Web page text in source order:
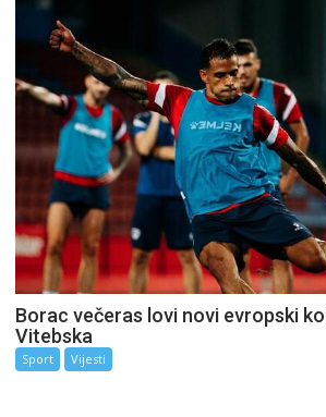
Borac večeras lovi novi evropski
Vitebska
Sport Vijesti